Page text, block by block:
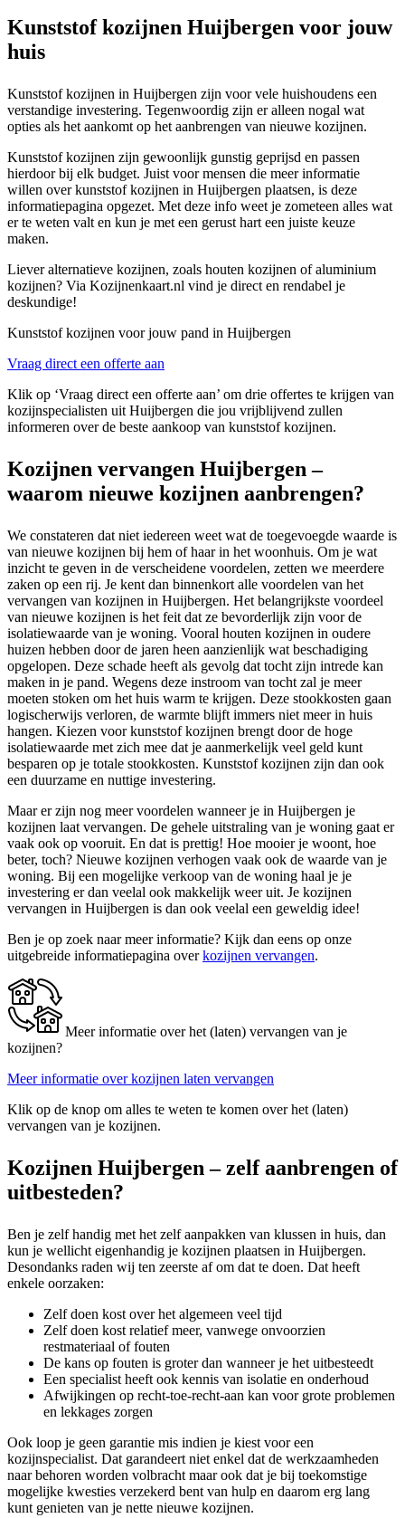
Kunststof kozijnen Huijbergen voor jouw
huis
Kunststof kozijnen in Huijbergen zijn voor vele huishoudens een
verstandige investering. Tegenwoordig zijn er alleen nogal wat
opties als het aankomt op het aanbrengen van nieuwe kozijnen.
Kunststof kozijnen zijn gewoonlijk gunstig geprijsd en passen
hierdoor bij elk budget. Juist voor mensen die meer informatie
willen over kunststof kozijnen in Huijbergen plaatsen, is deze
informatiepagina opgezet. Met deze info weet je zometeen alles wat
er te weten valt en kun je met een gerust hart een juiste keuze
maken.
Liever alternatieve kozijnen, zoals houten kozijnen of aluminium
kozijnen? Via Kozijnenkaart.nl vind je direct en rendabel je
deskundige!
Kunststof kozijnen voor jouw pand in Huijbergen
Vraag direct een offerte aan
Klik op ‘Vraag direct een offerte aan’ om drie offertes te krijgen van
kozijnspecialisten uit Huijbergen die jou vrijblijvend zullen
informeren over de beste aankoop van kunststof kozijnen.
Kozijnen vervangen Huijbergen –
waarom nieuwe kozijnen aanbrengen?
We constateren dat niet iedereen weet wat de toegevoegde waarde is
van nieuwe kozijnen bij hem of haar in het woonhuis. Om je wat
inzicht te geven in de verscheidene voordelen, zetten we meerdere
zaken op een rij. Je kent dan binnenkort alle voordelen van het
vervangen van kozijnen in Huijbergen. Het belangrijkste voordeel
van nieuwe kozijnen is het feit dat ze bevorderlijk zijn voor de
isolatiewaarde van je woning. Vooral houten kozijnen in oudere
huizen hebben door de jaren heen aanzienlijk wat beschadiging
opgelopen. Deze schade heeft als gevolg dat tocht zijn intrede kan
maken in je pand. Wegens deze instroom van tocht zal je meer
moeten stoken om het huis warm te krijgen. Deze stookkosten gaan
logischerwijs verloren, de warmte blijft immers niet meer in huis
hangen. Kiezen voor kunststof kozijnen brengt door de hoge
isolatiewaarde met zich mee dat je aanmerkelijk veel geld kunt
besparen op je totale stookkosten. Kunststof kozijnen zijn dan ook
een duurzame en nuttige investering.
Maar er zijn nog meer voordelen wanneer je in Huijbergen je
kozijnen laat vervangen. De gehele uitstraling van je woning gaat er
vaak ook op vooruit. En dat is prettig! Hoe mooier je woont, hoe
beter, toch? Nieuwe kozijnen verhogen vaak ook de waarde van je
woning. Bij een mogelijke verkoop van de woning haal je je
investering er dan veelal ook makkelijk weer uit. Je kozijnen
vervangen in Huijbergen is dan ook veelal een geweldig idee!
Ben je op zoek naar meer informatie? Kijk dan eens op onze
uitgebreide informatiepagina overkozijnen vervangen.
Meer informatie over het (laten) vervangen van je
kozijnen?
Meer informatie over kozijnen laten vervangen
Klik op de knop om alles te weten te komen over het (laten)
vervangen van je kozijnen.
Kozijnen Huijbergen – zelf aanbrengen of
uitbesteden?
Ben je zelf handig met het zelf aanpakken van klussen in huis, dan
kun je wellicht eigenhandig je kozijnen plaatsen in Huijbergen.
Desondanks raden wij ten zeerste af om dat te doen. Dat heeft
enkele oorzaken:
Zelf doen kost over het algemeen veel tijd
Zelf doen kost relatief meer, vanwege onvoorzien
restmateriaal of fouten
De kans op fouten is groter dan wanneer je het uitbesteedt
Een specialist heeft ook kennis van isolatie en onderhoud
Afwijkingen op recht-toe-recht-aan kan voor grote problemen
en lekkages zorgen
Ook loop je geen garantie mis indien je kiest voor een
kozijnspecialist. Dat garandeert niet enkel dat de werkzaamheden
naar behoren worden volbracht maar ook dat je bij toekomstige
mogelijke kwesties verzekerd bent van hulp en daarom erg lang
kunt genieten van je nette nieuwe kozijnen.